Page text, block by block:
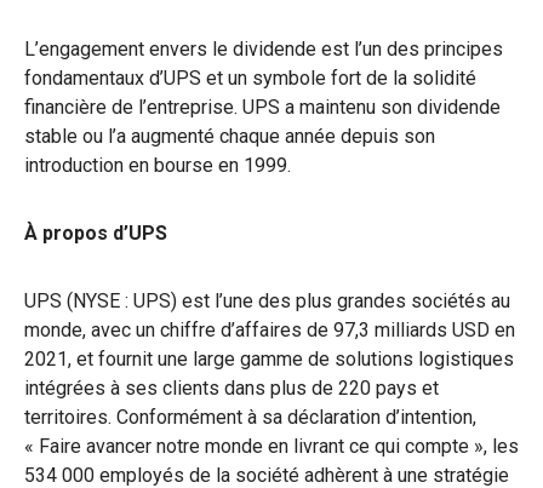
L’engagement envers le dividende est l’un des principes
fondamentaux d’UPS et un symbole fort de la solidité
financière de l’entreprise. UPS a maintenu son dividende
stable ou l’a augmenté chaque année depuis son
introduction en bourse en 1999.
À propos d’UPS
UPS (NYSE : UPS) est l’une des plus grandes sociétés au
monde, avec un chiffre d’affaires de 97,3 milliards USD en
2021, et fournit une large gamme de solutions logistiques
intégrées à ses clients dans plus de 220 pays et
territoires. Conformément à sa déclaration d’intention,
« Faire avancer notre monde en livrant ce qui compte », les
534 000 employés de la société adhèrent à une stratégie